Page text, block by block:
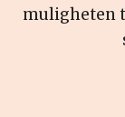
muligheten